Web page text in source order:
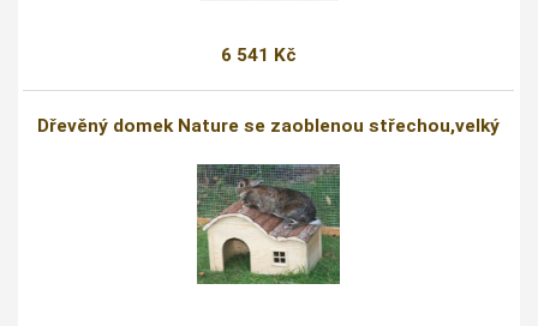
6 541 Kč
Dřevěný domek Nature se zaoblenou střechou,velký